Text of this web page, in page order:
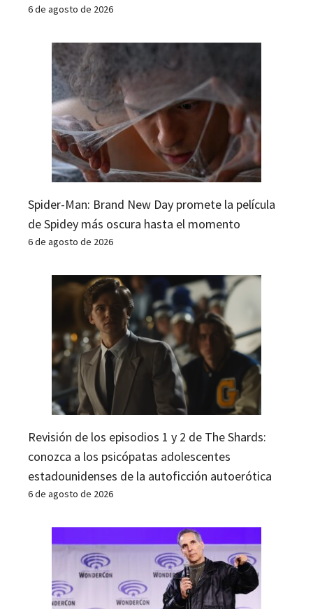
6 de agosto de 2026
Spider-Man: Brand New Day promete la película
de Spidey más oscura hasta el momento
6 de agosto de 2026
Revisión de los episodios 1 y 2 de The Shards:
conozca a los psicópatas adolescentes
estadounidenses de la autoficción autoerótica
6 de agosto de 2026